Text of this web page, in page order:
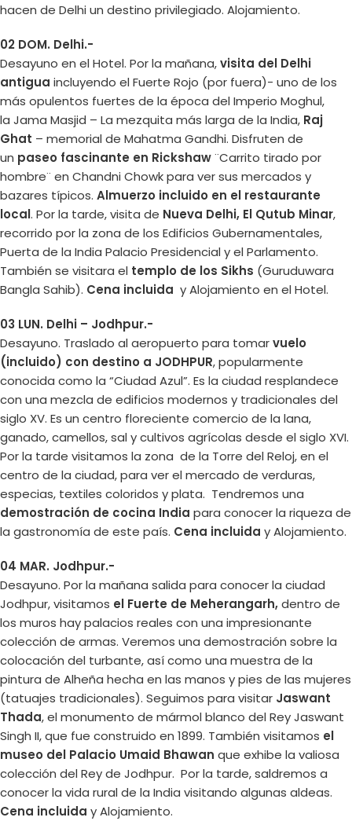
hacen de Delhi un destino privilegiado. Alojamiento.
02 DOM. Delhi.-
Desayuno en el Hotel. Por la mañana,visita del Delhi
antigua incluyendo el Fuerte Rojo (por fuera)- uno de los
más opulentos fuertes de la época del Imperio Moghul,
la Jama Masjid – La mezquita más larga de la India, Raj
Ghat – memorial de Mahatma Gandhi. Disfruten de
un paseo fascinante en Rickshaw¨Carrito tirado por
hombre¨ en Chandni Chowk para ver sus mercados y
bazares típicos. Almuerzo incluido en el restaurante
local. Por la tarde, visita de Nueva Delhi, El Qutub Minar,
recorrido por la zona de los Edificios Gubernamentales,
Puerta de la India Palacio Presidencial y el Parlamento.
También se visitara el templo de los Sikhs (Guruduwara
Bangla Sahib). Cena incluida y Alojamiento en el Hotel.
03 LUN. Delhi – Jodhpur.-
Desayuno. Traslado al aeropuerto para tomarvuelo
(incluido) con destino a JODHPUR, popularmente
conocida como la “Ciudad Azul”. Es la ciudad resplandece
con una mezcla de edificios modernos y tradicionales del
siglo XV. Es un centro floreciente comercio de la lana,
ganado, camellos, sal y cultivos agrícolas desde el siglo XVI.
Por la tarde visitamos la zona de la Torre del Reloj, en el
centro de la ciudad, para ver el mercado de verduras,
especias, textiles coloridos y plata. Tendremos una
demostración de cocina India para conocer la riqueza de
la gastronomía de este país. Cena incluida y Alojamiento.
04 MAR. Jodhpur.-
Desayuno. Por la mañana salida para conocer la ciudad
Jodhpur, visitamos el Fuerte de Meherangarh,dentro de
los muros hay palacios reales con una impresionante
colección de armas. Veremos una demostración sobre la
colocación del turbante, así como una muestra de la
pintura de Alheña hecha en las manos y pies de las mujeres
(tatuajes tradicionales). Seguimos para visitar Jaswant
Thada, el monumento de mármol blanco del Rey Jaswant
Singh II, que fue construido en 1899. También visitamos el
museo del Palacio Umaid Bhawan que exhibe la valiosa
colección del Rey de Jodhpur. Por la tarde, saldremos a
conocer la vida rural de la India visitando algunas aldeas.
Cena incluida y Alojamiento.